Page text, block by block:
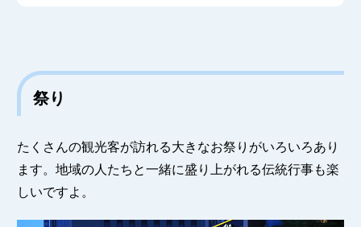
祭り
たくさんの観光客が訪れる大きなお祭りがいろいろあり
ます。地域の人たちと一緒に盛り上がれる伝統行事も楽
しいですよ。